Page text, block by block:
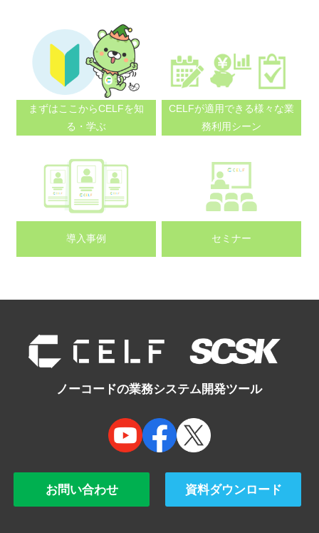
まずはここからCELFを知
る・学ぶ
CELFが適用できる様々な業
務利用シーン
導入事例 セミナー
ノーコードの業務システム開発ツール
お問い合わせ 資料ダウンロード